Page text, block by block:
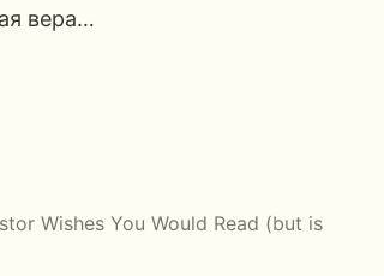
вера…
Wishes You Would Read (but is